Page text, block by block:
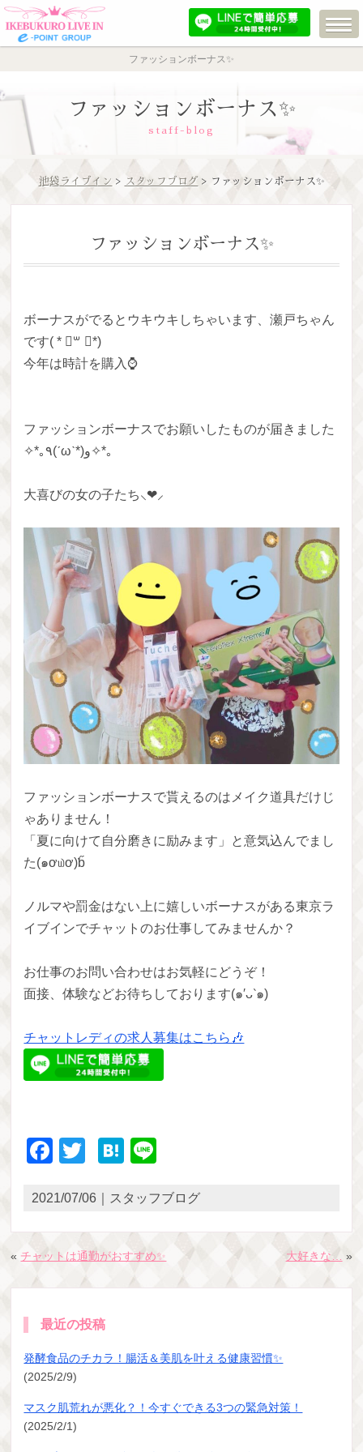
ファッションボーナス✨
ファッションボーナス✨
staff-blog
池袋ライブイン > スタッフブログ> ファッションボーナス✨
ファッションボーナス✨
ボーナスがでるとウキウキしちゃいます、瀬戸ちゃん
です( * ॑꒳ ॑*)
今年は時計を購入⌚
ファッションボーナスでお願いしたものが届きました
✧*｡٩(ˊωˋ*)و✧*｡
大喜びの女の子たち⸜❤︎⸝‍
ファッションボーナスで貰えるのはメイク道具だけじ
ゃありません！
「夏に向けて自分磨きに励みます」と意気込んでまし
た(๑ơ௰ơ)ƅ̋
ノルマや罰金はない上に嬉しいボーナスがある東京ラ
イブインでチャットのお仕事してみませんか？
お仕事のお問い合わせはお気軽にどうぞ！
面接、体験などお待ちしております(๑′ᴗ‵๑)
チャットレディの求人募集はこちら🎶
Facebook
TwitterHatena
2021/07/06｜スタッフブログ
« チャットは通勤がおすすめ✨ 大好きな… »
最近の投稿
発酵食品のチカラ！腸活＆美肌を叶える健康習慣✨
(2025/2/9)
マスク肌荒れが悪化？！今すぐできる3つの緊急対策！
(2025/2/1)